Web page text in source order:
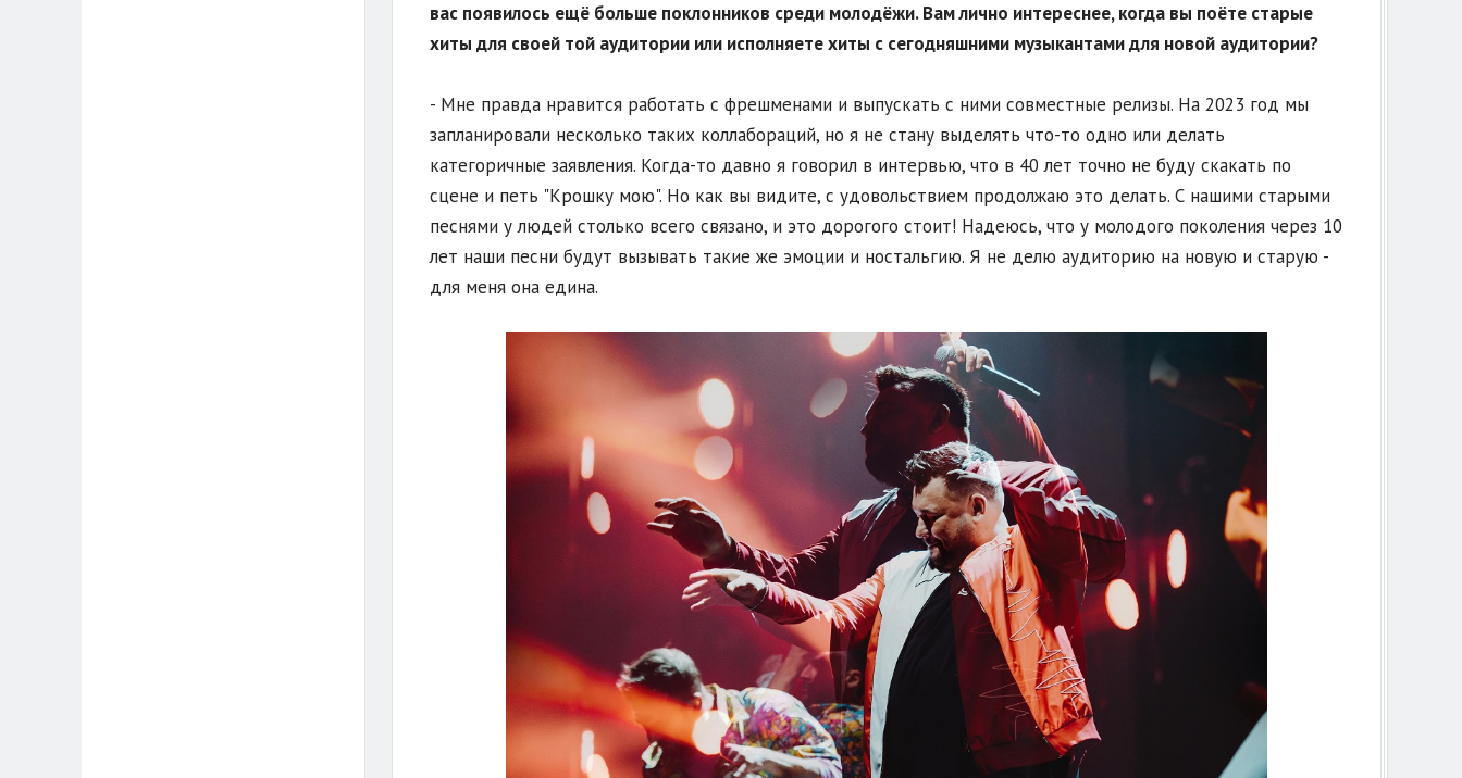
вас появилось ещё больше поклонников среди молодёжи. Вам лично интереснее, когда вы поёте старые
хиты для своей той аудитории или исполняете хиты с сегодняшними музыкантами для новой аудитории?
- Мне правда нравится работать с фрешменами и выпускать с ними совместные релизы. На 2023 год мы
запланировали несколько таких коллабораций, но я не стану выделять что-то одно или делать
категоричные заявления. Когда-то давно я говорил в интервью, что в 40 лет точно не буду скакать по
сцене и петь "Крошку мою". Но как вы видите, с удовольствием продолжаю это делать. С нашими старыми
песнями у людей столько всего связано, и это дорогого стоит! Надеюсь, что у молодого поколения через 10
лет наши песни будут вызывать такие же эмоции и ностальгию. Я не делю аудиторию на новую и старую -
для меня она едина.